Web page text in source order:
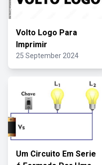
Volto Logo Para
Imprimir
25 September 2024
Um Circuito Em Serie